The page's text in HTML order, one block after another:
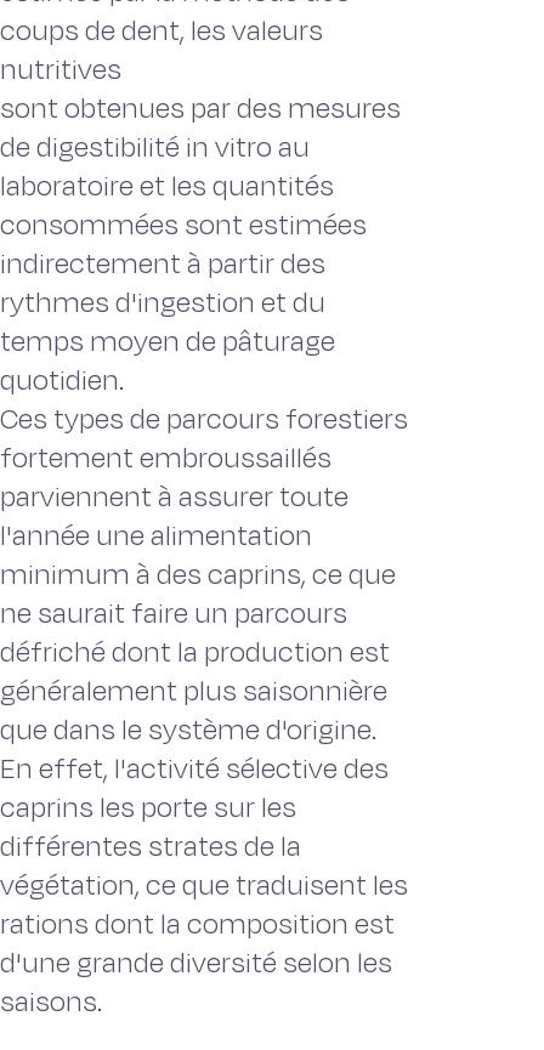
coups de dent, les valeurs
nutritives
sont obtenues par des mesures
de digestibilité in vitro au
laboratoire et les quantités
consommées sont estimées
indirectement à partir des
rythmes d'ingestion et du
temps moyen de pâturage
quotidien.
Ces types de parcours forestiers
fortement embroussaillés
parviennent à assurer toute
l'année une alimentation
minimum à des caprins, ce que
ne saurait faire un parcours
défriché dont la production est
généralement plus saisonnière
que dans le système d'origine.
En effet, l'activité sélective des
caprins les porte sur les
différentes strates de la
végétation, ce que traduisent les
rations dont la composition est
d'une grande diversité selon les
saisons.